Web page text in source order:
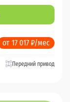
от 17 017 ₽/мес
Передний привод